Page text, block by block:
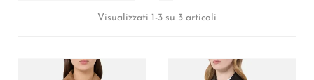
Visualizzati 1-3 su 3 articoli